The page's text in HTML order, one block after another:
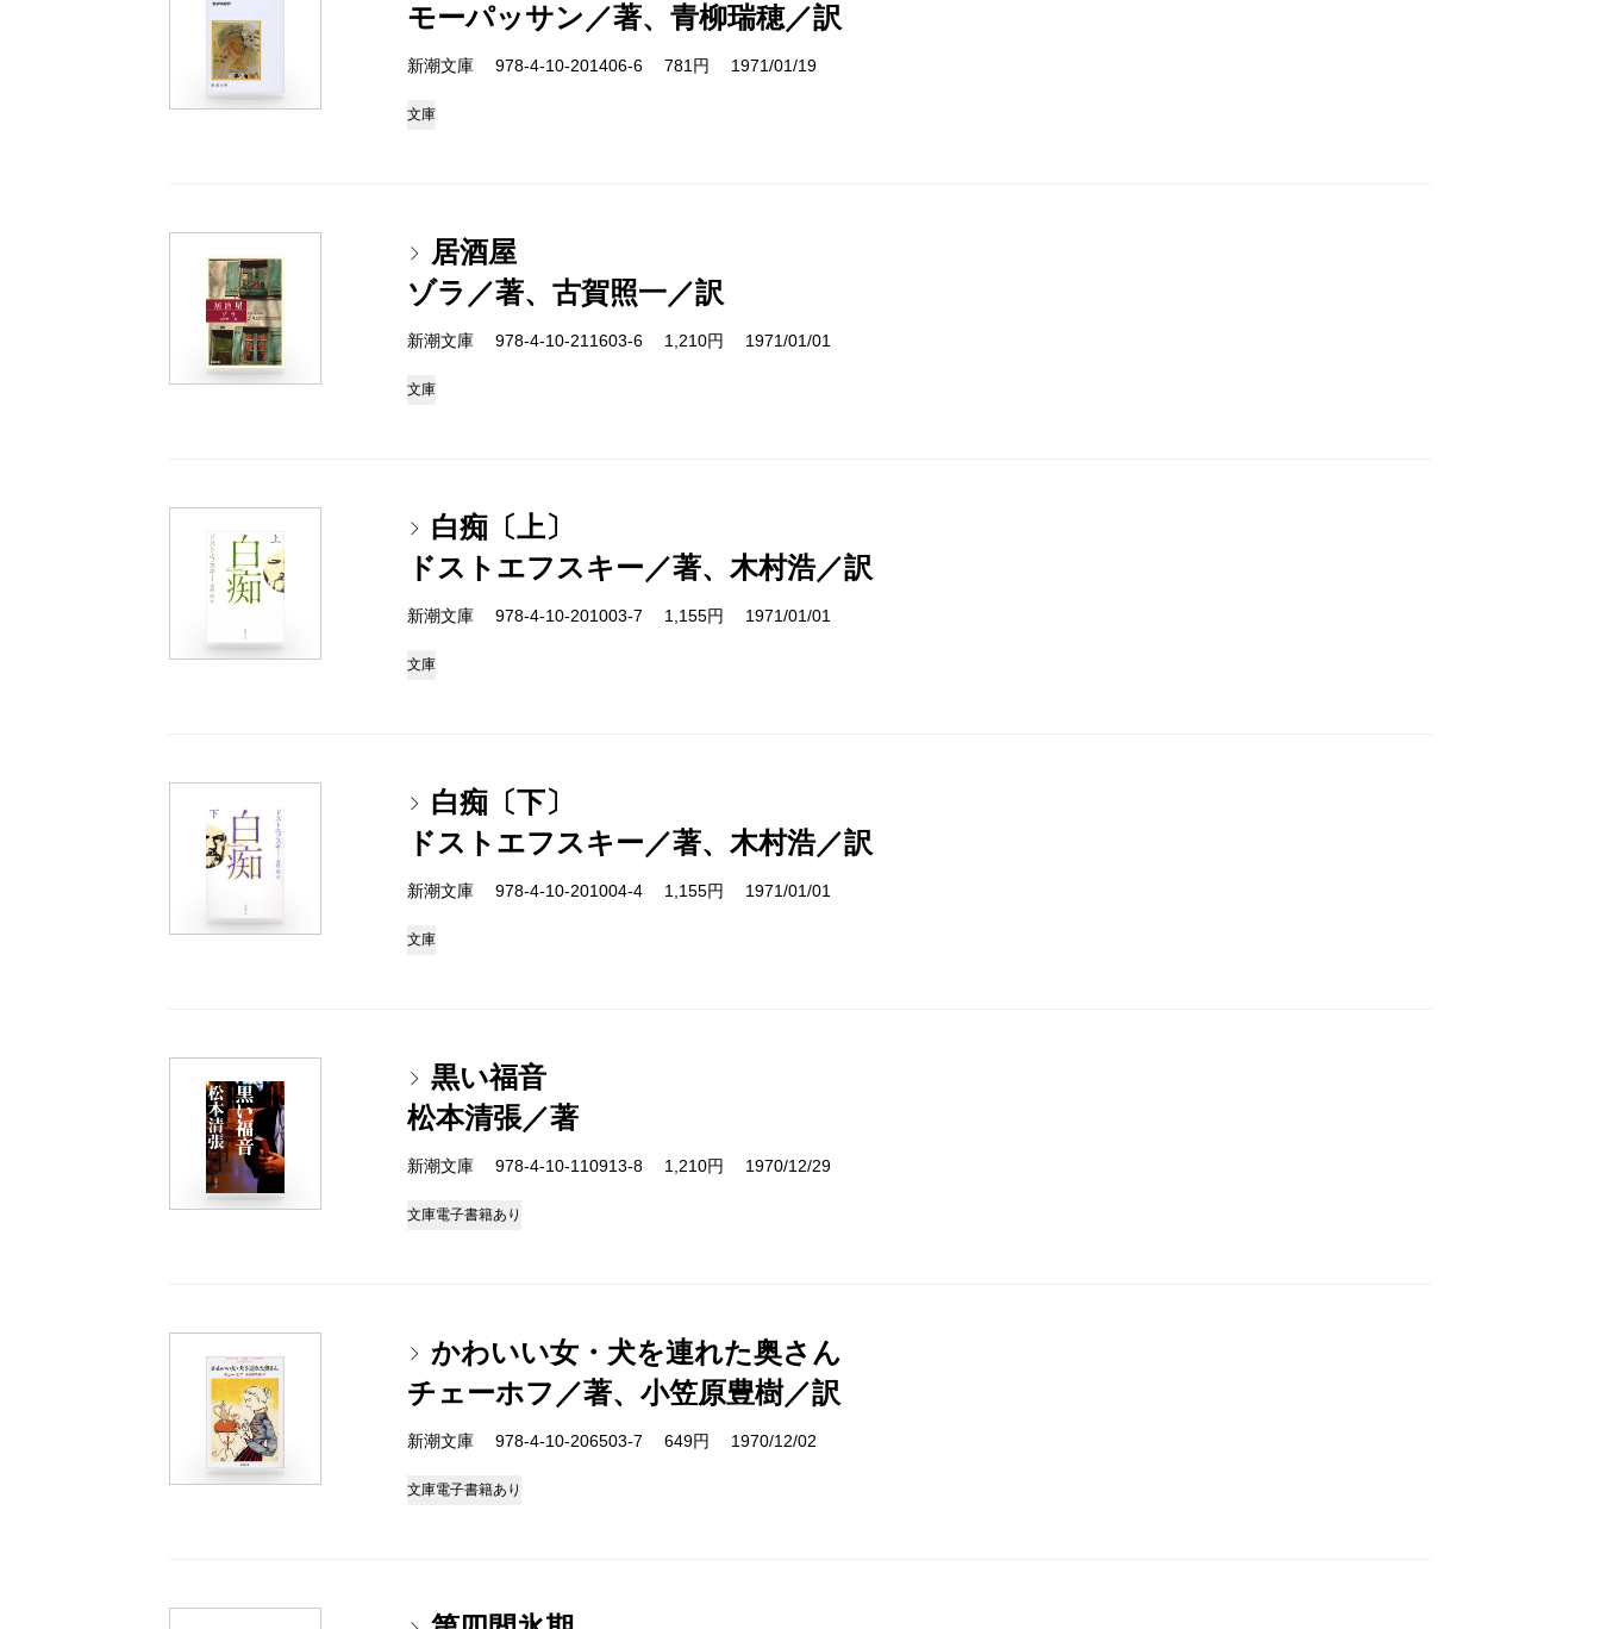
モーパッサン／著、青柳瑞穂／訳
新潮文庫 978-4-10-201406-6 781円 1971/01/19
文庫
居酒屋
ゾラ／著、古賀照一／訳
新潮文庫 978-4-10-211603-6 1,210円 1971/01/01
文庫
白痴〔上〕
ドストエフスキー／著、木村浩／訳
新潮文庫 978-4-10-201003-7 1,155円 1971/01/01
文庫
白痴〔下〕
ドストエフスキー／著、木村浩／訳
新潮文庫 978-4-10-201004-4 1,155円 1971/01/01
文庫
黒い福音
松本清張／著
新潮文庫 978-4-10-110913-8 1,210円 1970/12/29
文庫電子書籍あり
かわいい女・犬を連れた奥さん
チェーホフ／著、小笠原豊樹／訳
新潮文庫 978-4-10-206503-7 649円 1970/12/02
文庫電子書籍あり